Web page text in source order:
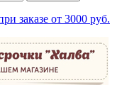
заказе от 3000 руб.